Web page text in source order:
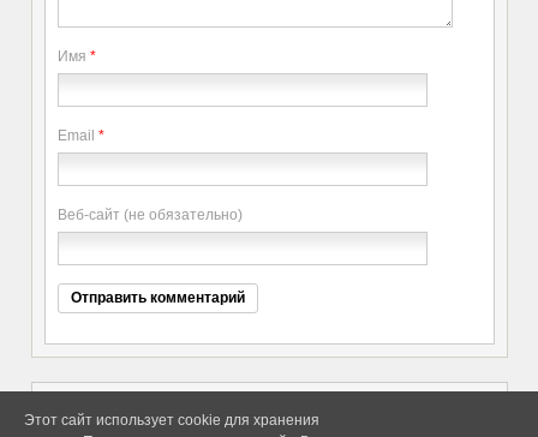
Имя *
Email *
Веб-сайт (не обязательно)
Этот сайт использует cookie для хранения